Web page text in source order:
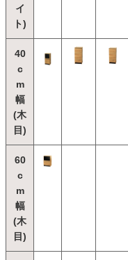
イ
ト)
40
c
m
幅
(木
目)
60
c
m
幅
(木
目)